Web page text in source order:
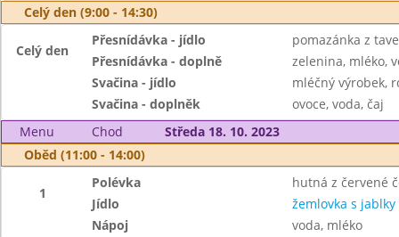
Celý den (9:00 - 14:30)
Celý den
Přesnídávka - jídlo
pomazánka z
Přesnídávka - doplně
zelenina, mléko,
Svačina - jídlo
mléčný výrobek,
Svačina - doplněk
ovoce, voda, čaj
Menu
Chod
Středa 18. 10. 2023
Oběd (11:00 - 14:00)
1
Polévka
hutná z červené
Jídlo
žemlovka s
Nápoj
voda, mléko